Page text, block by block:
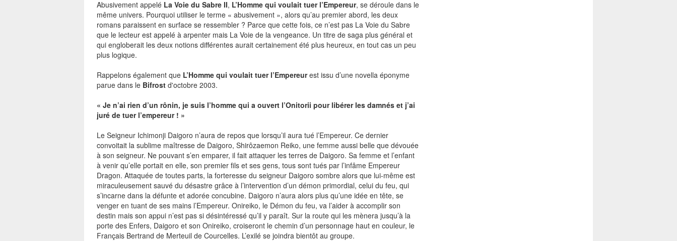
Abusivement appelé La Voie du Sabre II, L’Homme qui voulait tuer l’Empereur, se déroule dans le
même univers. Pourquoi utiliser le terme « abusivement », alors qu’au premier abord, les deux
romans paraissent en surface se ressembler ? Parce que cette fois, ce n’est pas La Voie du Sabre
que le lecteur est appelé à arpenter mais La Voie de la vengeance. Un titre de saga plus général et
qui engloberait les deux notions différentes aurait certainement été plus heureux, en tout cas un peu
plus logique.
Rappelons également que L’Homme qui voulait tuer l’Empereurest issu d’une novella éponyme
parue dans le Bifrost d'octobre 2003.
« Je n’ai rien d’un rônin, je suis l’homme qui a ouvert l’Onitorii pour libérer les damnés et j’ai
juré de tuer l’empereur ! »
Le Seigneur Ichimonji Daigoro n’aura de repos que lorsqu’il aura tué l’Empereur. Ce dernier
convoitait la sublime maîtresse de Daigoro, Shirôzaemon Reiko, une femme aussi belle que dévouée
à son seigneur. Ne pouvant s’en emparer, il fait attaquer les terres de Daigoro. Sa femme et l’enfant
à venir qu’elle portait en elle, son premier fils et ses gens, tous sont tués par l’infâme Empereur
Dragon. Attaquée de toutes parts, la forteresse du seigneur Daigoro sombre alors que lui-même est
miraculeusement sauvé du désastre grâce à l’intervention d’un démon primordial, celui du feu, qui
s’incarne dans la défunte et adorée concubine. Daigoro n’aura alors plus qu’une idée en tête, se
venger en tuant de ses mains l’Empereur. Onireiko, le Démon du feu, va l’aider à accomplir son
destin mais son appui n’est pas si désintéressé qu’il y paraît. Sur la route qui les mènera jusqu’à la
porte des Enfers, Daigoro et son Onireiko, croiseront le chemin d’un personnage haut en couleur, le
Français Bertrand de Merteuil de Courcelles. L’exilé se joindra bientôt au groupe.